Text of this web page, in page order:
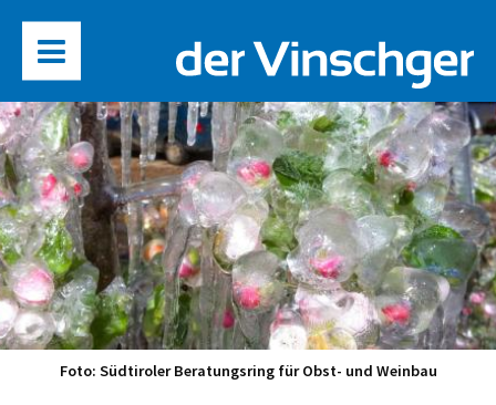
Foto: Südtiroler Beratungsring für Obst- und Weinbau